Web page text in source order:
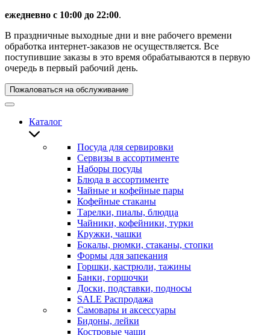
ежедневно с 10:00 до 22:00.
В праздничные выходные дни и вне рабочего времени
обработка интернет-заказов не осуществляется. Все
поступившие заказы в это время обрабатываются в первую
очередь в первый рабочий день.
Пожаловаться на обслуживание
Каталог
Посуда для сервировки
Сервизы в ассортименте
Наборы посуды
Блюда в ассортименте
Чайные и кофейные пары
Кофейные стаканы
Тарелки, пиалы, блюдца
Чайники, кофейники, турки
Кружки, чашки
Бокалы, рюмки, стаканы, стопки
Формы для запекания
Горшки, кастрюли, тажины
Банки, горшочки
Доски, подставки, подносы
SALE Распродажа
Самовары и аксессуары
Бидоны, лейки
Костровые чаши